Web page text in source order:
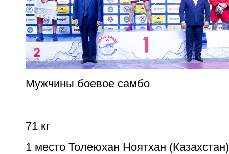
Мужчины боевое самбо
71 кг
1 место Толеюхан Ноятхан